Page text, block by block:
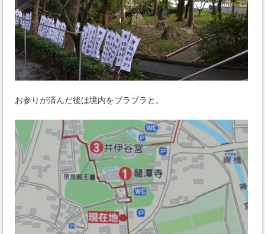
お参りが済んだ後は境内をブラブラと。